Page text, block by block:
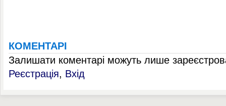
КОМЕНТАРІ
Залишати коментарі можуть лише
Реєстрація, Вхід